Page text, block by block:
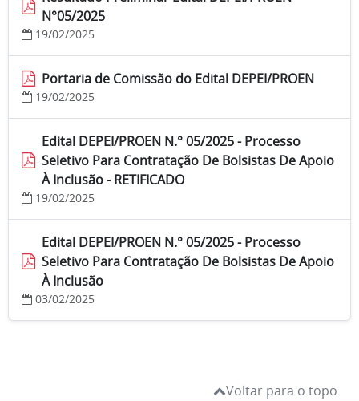
N°05/2025
19/02/2025
Portaria de Comissão do Edital DEPEI/PROEN
19/02/2025
Edital DEPEI/PROEN N.° 05/2025 - Processo
Seletivo Para Contratação De Bolsistas De Apoio
À Inclusão - RETIFICADO
19/02/2025
Edital DEPEI/PROEN N.° 05/2025 - Processo
Seletivo Para Contratação De Bolsistas De Apoio
À Inclusão
03/02/2025
Voltar para o topo